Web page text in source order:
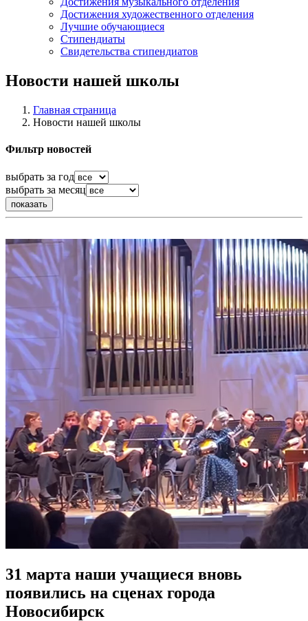
Достижения художественного отделения
Лучшие обучающиеся
Стипендиаты
Свидетельства стипендиатов
Новости нашей школы
Главная страница
Новости нашей школы
Фильтр новостей
выбрать за год
выбрать за месяц
31 марта наши учащиеся вновь
появились на сценах города
Новосибирск